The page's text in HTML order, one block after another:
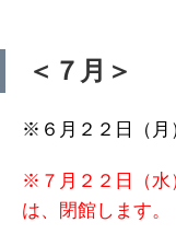
＜７月＞
※６月２２日（月
※７月２２日（水
は、閉館します。